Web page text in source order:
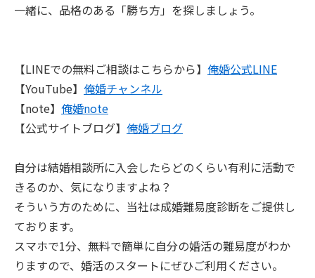
一緒に、品格のある「勝ち方」を探しましょう。
【LINEでの無料ご相談はこちらから】 俺婚公式LINE
【YouTube】 俺婚チャンネル
【note】 俺婚note
【公式サイトブログ】 俺婚ブログ
自分は結婚相談所に入会したらどのくらい有利に活動で
きるのか、気になりますよね？
そういう方のために、当社は成婚難易度診断をご提供し
ております。
スマホで1分、無料で簡単に自分の婚活の難易度がわか
りますので、婚活のスタートにぜひご利用ください。